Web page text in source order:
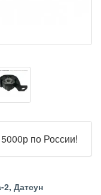
по России!
2, Датсун